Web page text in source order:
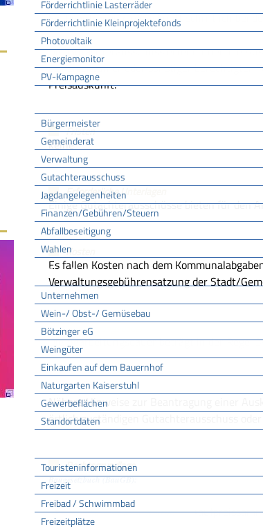
Förderrichtlinie Lasterräder
Förderrichtlinie Kleinprojektefonds
Photovoltaik
Energiemonitor
PV-Kampagne
Bürgermeister
Gemeinderat
Verwaltung
Gutachterausschuss
Jagdangelegenheiten
Finanzen/Gebühren/Steuern
Abfallbeseitigung
Wahlen
Wirtschaft
Unternehmen
Wein-/ Obst-/ Gemüsebau
Bötzinger eG
Weingüter
Einkaufen auf dem Bauernhof
Naturgarten Kaiserstuhl
Gewerbeflächen
Standortdaten
Touristeninformationen
Freizeit
Freibad / Schwimmbad
Freizeitplätze
Verfahrensablauf
Sie beantragen die Auskunft schriftlich bei
Der Gutachterausschuss erteilt Ihnen die
der Eigentümer oder sonstiger berechtigter
Preisauskunft.
Fristen
keine
Erforderliche Unterlagen
Einige Gutachterausschüsse bieten für den
Kosten
Es fallen Kosten nach dem
Verwaltungsgebührensatzung der Stadt/
Bearbeitungsdauer
Die Bearbeitungsdauer beträgt in der Regel
Hinweise
Nähere Hinweise zur Beantragung einer
örtlich zuständigen Gutachterausschuss
Rechtsgrundlage
Baugesetzbuch (BauGB):
§ 195 Baugesetzbuch (BauGB)